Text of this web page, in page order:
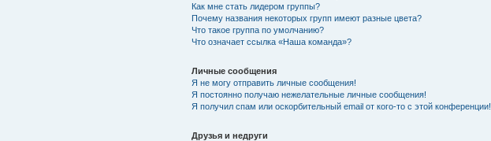
Как мне стать лидером группы?
Почему названия некоторых групп имеют разные цвета?
Что такое группа по умолчанию?
Что означает ссылка «Наша команда»?
Личные сообщения
Я не могу отправить личные сообщения!
Я постоянно получаю нежелательные личные сообщения!
Я получил спам или оскорбительный email от кого-то с этой конференции!
Друзья и недруги